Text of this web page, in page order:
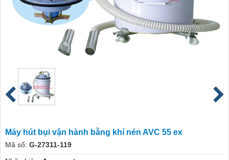
Máy hút bụi vận hành bằng khí nén AVC 55 ex
Mã số: G-27311-119